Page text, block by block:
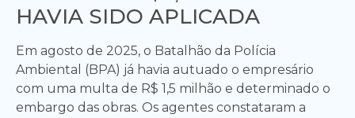
HAVIA SIDO APLICADA
Em agosto de 2025, o Batalhão da Polícia
Ambiental (BPA) já havia autuado o empresário
com uma multa de R$ 1,5 milhão e determinado o
embargo das obras. Os agentes constataram a